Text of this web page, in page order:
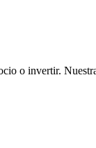
o invertir.